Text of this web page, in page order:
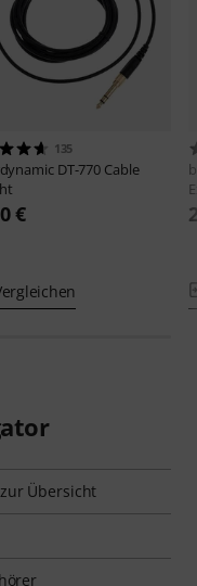
135
DT-770 Cable
€
Übersicht